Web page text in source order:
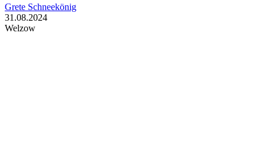
Grete Schneekönig
31.08.2024
Welzow